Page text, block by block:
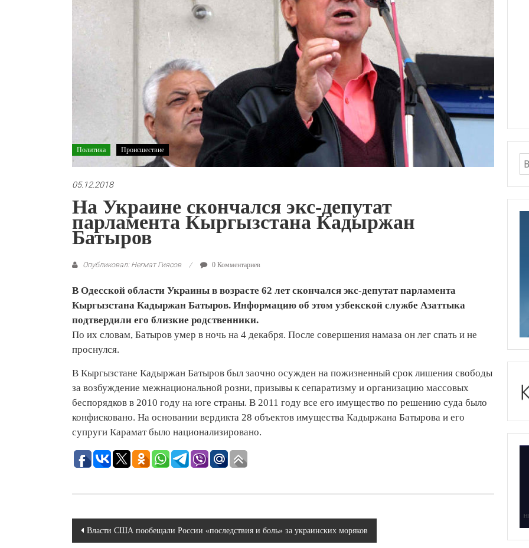
Политика Происшествие
05.12.2018
На Украине скончался экс-депутат
парламента Кыргызстана Кадыржан
Батыров
Опубликовал: Негмат Гиясов 0 Комментариев
В Одесской области Украины в возрасте 62 лет скончался экс-депутат парламента
Кыргызстана Кадыржан Батыров. Информацию об этом узбекской службе Азаттыка
подтвердили его близкие родственники.
По их словам, Батыров умер в ночь на 4 декабря. После совершения намаза он лег спать и не
проснулся.
В Кыргызстане Кадыржан Батыров был заочно осужден на пожизненный срок лишения свободы
за возбуждение межнациональной розни, призывы к сепаратизму и организацию массовых
беспорядков в 2010 году на юге страны. В 2011 году все его имущество по решению суда было
конфисковано. На основании вердикта 28 объектов имущества Кадыржана Батырова и его
супруги Карамат было национализировано.
Навигация
Власти США пообещали России «последствия и боль» за украинских моряков